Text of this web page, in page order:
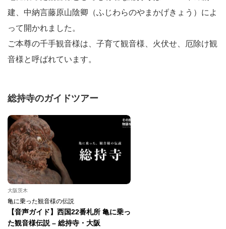
建、中納言藤原山陰卿（ふじわらのやまかげきょう）によ
って開かれました。
ご本尊の千手観音様は、子育て観音様、火伏せ、厄除け観
音様と呼ばれています。
総持寺のガイドツアー
大阪茨木
亀に乗った観音様の伝説
【音声ガイド】西国22番札所 亀に乗っ
た観音様伝説 – 総持寺・大阪